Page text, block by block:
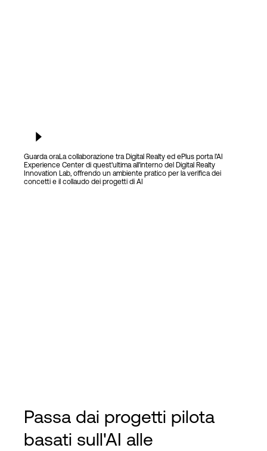
Guarda oraLa collaborazione tra Digital Realty ed ePlus porta l'AI
Experience Center di quest'ultima all'interno del Digital Realty
Innovation Lab, offrendo un ambiente pratico per la verifica dei
concetti e il collaudo dei progetti di AI
Passa dai progetti pilota
basati sull'AI alle